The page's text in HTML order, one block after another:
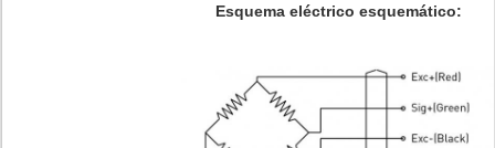
Esquema eléctrico esquemático: